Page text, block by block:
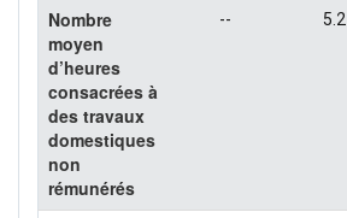
Nombre
moyen
d’heures
consacrées à
des travaux
domestiques
non
rémunérés
-- 5.2